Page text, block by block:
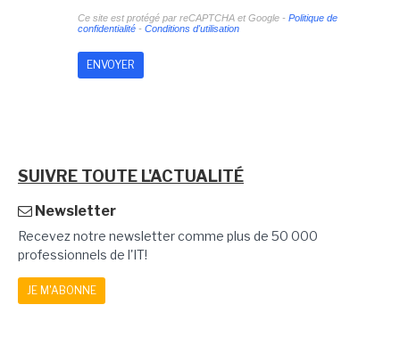
Ce site est protégé par reCAPTCHA et Google - Politique de
confidentialité- Conditions d'utilisation
SUIVRE TOUTE L'ACTUALITÉ
Newsletter
Recevez notre newsletter comme plus de 50 000
professionnels de l'IT!
JE M'ABONNE